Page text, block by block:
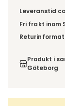
Leveranstid
Fri frakt inom
Denna vara
varan ihop
tillsammans
inte av
Produkt i
Göteborg